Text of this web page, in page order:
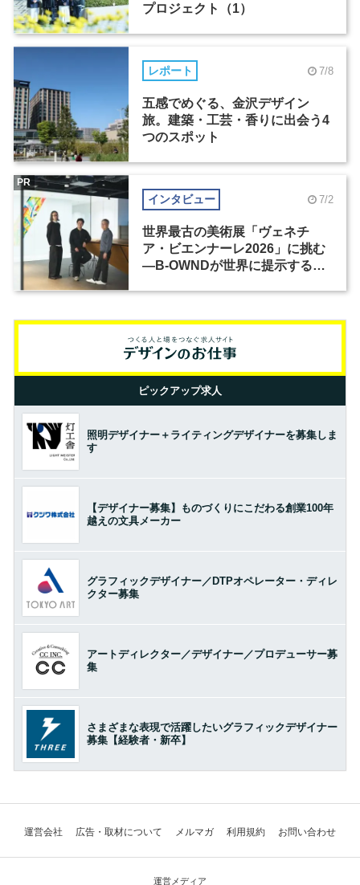
プロジェクト（1）
レポート 7/8
五感でめぐる、金沢デザイン
旅。建築・工芸・香りに出会う4
つのスポット
インタビュー 7/2
世界最古の美術展「ヴェネチ
ア・ビエンナーレ2026」に挑む
―B-OWNDが世界に提示する美
PR
ピックアップ求人
照明デザイナー＋ライティングデザイナーを募集しま
す
【デザイナー募集】ものづくりにこだわる創業100年
越えの文具メーカー
グラフィックデザイナー／DTPオペレーター・ディレ
クター募集
アートディレクター／デザイナー／プロデューサー募
集
さまざまな表現で活躍したいグラフィックデザイナー
募集【経験者・新卒】
運営会社 広告・取材について メルマガ 利用規約 お問い合わせ
運営メディア